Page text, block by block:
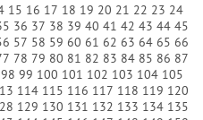
15 16 17 18 19 20 21 22 23 24
36 37 38 39 40 41 42 43 44 45
57 58 59 60 61 62 63 64 65 66
78 79 80 81 82 83 84 85 86 87
98 99 100 101 102 103 104 105
114 115 116 117 118 119 120
129 130 131 132 133 134 135